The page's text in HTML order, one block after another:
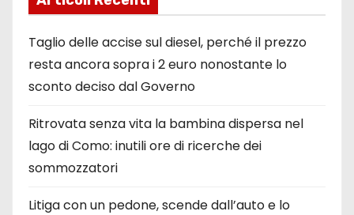
Taglio delle accise sul diesel, perché il prezzo
resta ancora sopra i 2 euro nonostante lo
sconto deciso dal Governo
Ritrovata senza vita la bambina dispersa nel
lago di Como: inutili ore di ricerche dei
sommozzatori
Litiga con un pedone, scende dall’auto e lo